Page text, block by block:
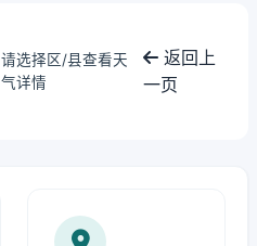
请选择区/县查看天
气详情
返回上
一页